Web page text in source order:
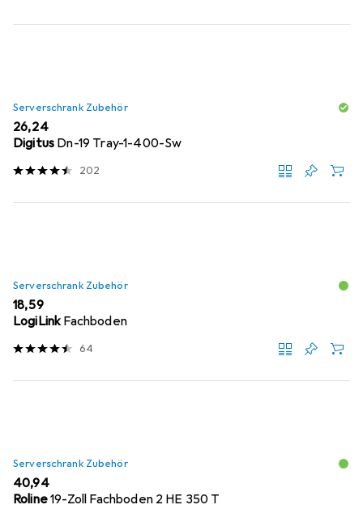
Serverschrank Zubehör
EUR
26,24
Digitus Dn-19 Tray-1-400-Sw
202
Serverschrank Zubehör
EUR
18,59
LogiLinkFachboden
64
Serverschrank Zubehör
EUR
40,94
Roline19-Zoll Fachboden 2 HE 350 T